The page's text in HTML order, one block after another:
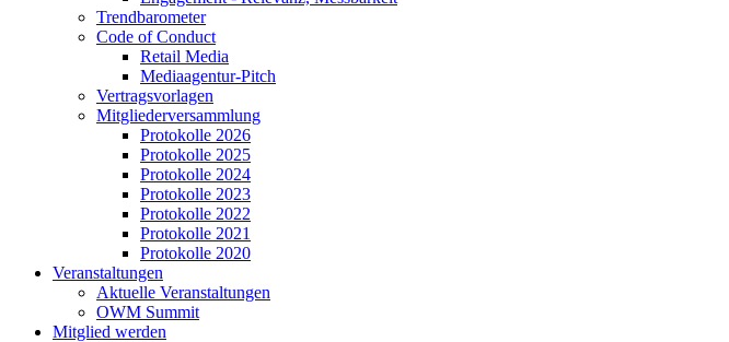
Trendbarometer
Code of Conduct
Retail Media
Mediaagentur-Pitch
Vertragsvorlagen
Mitgliederversammlung
Protokolle 2026
Protokolle 2025
Protokolle 2024
Protokolle 2023
Protokolle 2022
Protokolle 2021
Protokolle 2020
Veranstaltungen
Aktuelle Veranstaltungen
OWM Summit
Mitglied werden